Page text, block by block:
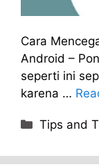
Cara
Android –
seperti ini
karena …
Categories
Tips and